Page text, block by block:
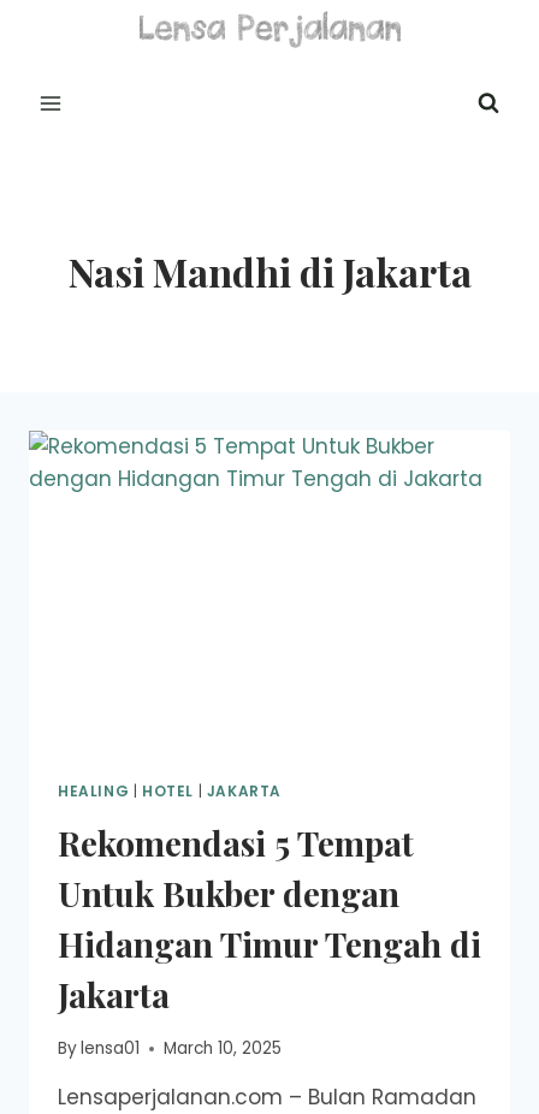
Nasi Mandhi di Jakarta
HEALING HOTEL JAKARTA
Rekomendasi 5 Tempat
Untuk Bukber dengan
Hidangan Timur Tengah di
Jakarta
Bylensa01 March 10, 2025
Lensaperjalanan.com – Bulan Ramadan